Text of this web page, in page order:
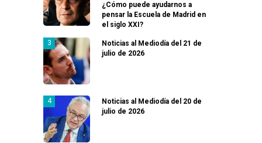
¿Cómo puede ayudarnos a
pensar la Escuela de Madrid en
el siglo XXI?
Noticias al Mediodía del 21 de
julio de 2026
Noticias al Mediodía del 20 de
julio de 2026